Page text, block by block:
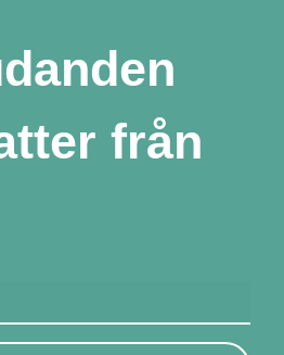
från